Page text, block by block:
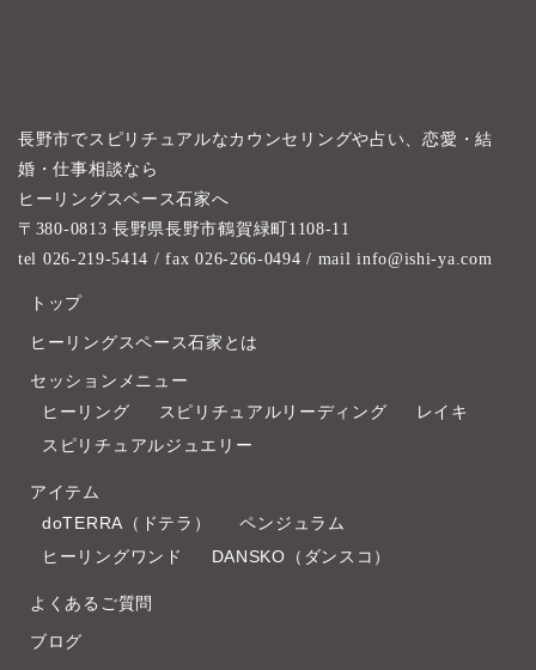
長野市でスピリチュアルなカウンセリングや占い、恋愛・結
婚・仕事相談なら
ヒーリングスペース石家へ
〒380-0813 長野県長野市鶴賀緑町1108-11
tel 026-219-5414 / fax 026-266-0494 / mail info@ishi-ya.com
トップ
ヒーリングスペース石家とは
セッションメニュー
ヒーリング
スピリチュアルリーディング
レイキ
スピリチュアルジュエリー
アイテム
doTERRA（ドテラ）
ペンジュラム
ヒーリングワンド
DANSKO（ダンスコ）
よくあるご質問
ブログ